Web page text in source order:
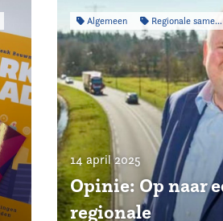
Algemeen Regionale samenwerking
14 april 2025
Opinie: Op naar
regionale